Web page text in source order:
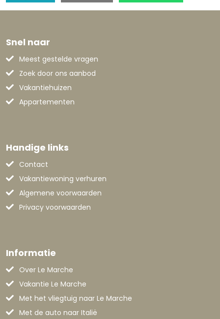
Snel naar
Meest gestelde vragen
Zoek door ons aanbod
Vakantiehuizen
Appartementen
Handige links
Contact
Vakantiewoning verhuren
Algemene voorwaarden
Privacy voorwaarden
Informatie
Over Le Marche
Vakantie Le Marche
Met het vliegtuig naar Le Marche
Met de auto naar Italië